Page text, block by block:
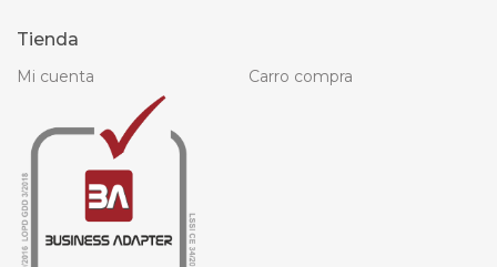
Tienda
Mi cuenta Carro compra